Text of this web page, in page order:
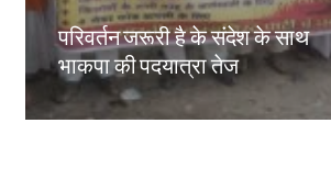
परिवर्तन जरूरी है के संदेश के साथ
भाकपा की पदयात्रा तेज
Amit Lekh